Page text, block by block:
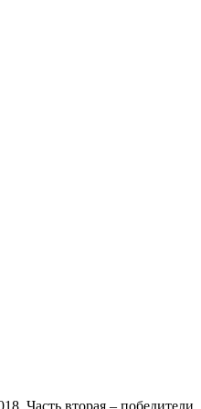
Часть вторая – победители